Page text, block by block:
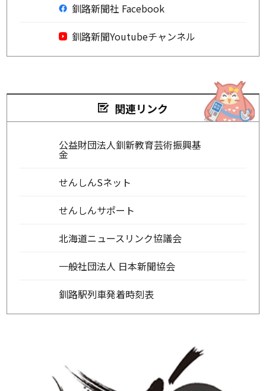
釧路新聞社 Facebook
釧路新聞Youtubeチャンネル
関連リンク
公益財団法人釧新教育芸術振興基
金
せんしんSネット
せんしんサポート
北海道ニュースリンク協議会
一般社団法人 日本新聞協会
釧路駅列車発着時刻表